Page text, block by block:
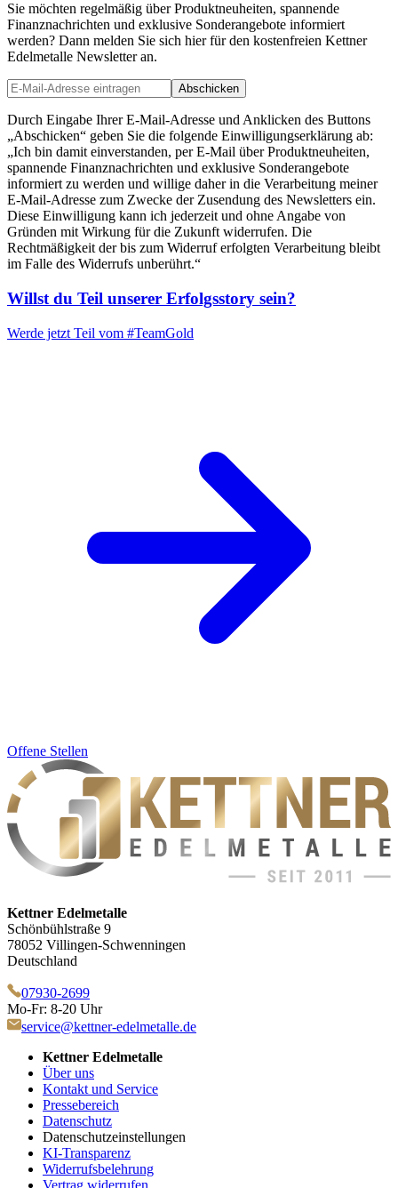
Sie möchten regelmäßig über Produktneuheiten, spannende
Finanznachrichten und exklusive Sonderangebote informiert
werden? Dann melden Sie sich hier für den kostenfreien Kettner
Edelmetalle Newsletter an.
Abschicken
Durch Eingabe Ihrer E-Mail-Adresse und Anklicken des Buttons
„Abschicken“ geben Sie die folgende Einwilligungserklärung ab:
„Ich bin damit einverstanden, per E-Mail über Produktneuheiten,
spannende Finanznachrichten und exklusive Sonderangebote
informiert zu werden und willige daher in die Verarbeitung meiner
E-Mail-Adresse zum Zwecke der Zusendung des Newsletters ein.
Diese Einwilligung kann ich jederzeit und ohne Angabe von
Gründen mit Wirkung für die Zukunft widerrufen. Die
Rechtmäßigkeit der bis zum Widerruf erfolgten Verarbeitung bleibt
im Falle des Widerrufs unberührt.“
Willst du Teil unserer Erfolgsstory sein?
Werde jetzt Teil vom #TeamGold
Offene Stellen
Kettner Edelmetalle
Schönbühlstraße 9
78052 Villingen-Schwenningen
Deutschland
07930-2699
Mo-Fr: 8-20 Uhr
service@kettner-edelmetalle.de
Kettner Edelmetalle
Über uns
Kontakt und Service
Pressebereich
Datenschutz
Datenschutzeinstellungen
KI-Transparenz
Widerrufsbelehrung